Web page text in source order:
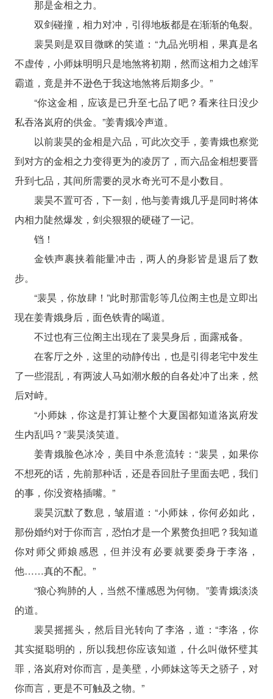
那是金相之力。
双剑碰撞，相力对冲，引得地板都是在渐渐的龟裂。
裴昊则是双目微眯的笑道：“九品光明相，果真是名
不虚传，小师妹明明只是地煞将初期，然而这相力之雄浑
霸道，竟是并不逊色于我这地煞将后期多少。”
“你这金相，应该是已升至七品了吧？看来往日没少
私吞洛岚府的供金。”姜青娥冷声道。
以前裴昊的金相是六品，可此次交手，姜青娥也察觉
到对方的金相之力变得更为的凌厉了，而六品金相想要晋
升到七品，其间所需要的灵水奇光可不是小数目。
裴昊不置可否，下一刻，他与姜青娥几乎是同时将体
内相力陡然爆发，剑尖狠狠的硬碰了一记。
铛！
金铁声裹挟着能量冲击，两人的身影皆是退后了数
步。
“裴昊，你放肆！”此时那雷彰等几位阁主也是立即出
现在姜青娥身后，面色铁青的喝道。
不过也有三位阁主出现在了裴昊身后，面露戒备。
在客厅之外，这里的动静传出，也是引得老宅中发生
了一些混乱，有两波人马如潮水般的自各处冲了出来，然
后对峙。
“小师妹，你这是打算让整个大夏国都知道洛岚府发
生内乱吗？”裴昊淡笑道。
姜青娥脸色冰冷，美目中杀意流转：“裴昊，如果你
不想死的话，先前那种话，还是吞回肚子里面去吧，我们
的事，你没资格插嘴。”
裴昊沉默了数息，皱眉道：“小师妹，你何必如此，
那份婚约对于你而言，恐怕才是一个累赘负担吧？我知道
你对师父师娘感恩，但并没有必要就要委身于李洛，
他……真的不配。”
“狼心狗肺的人，当然不懂感恩为何物。”姜青娥淡淡
的道。
裴昊摇摇头，然后目光转向了李洛，道：“李洛，你
其实挺聪明的，所以我想你应该知道，什么叫做怀璧其
罪，洛岚府对你而言，是美壁，小师妹这等天之骄子，对
你而言，更是不可触及之物。”